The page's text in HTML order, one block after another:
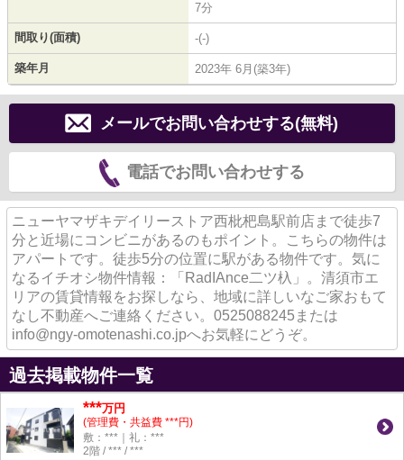
7分
間取り(面積) -(-)
築年月 2023年 6月(築3年)
メールでお問い合わせする(無料)
電話でお問い合わせする
ニューヤマザキデイリーストア西枇杷島駅前店まで徒歩7
分と近場にコンビニがあるのもポイント。こちらの物件は
アパートです。徒歩5分の位置に駅がある物件です。気に
なるイチオシ物件情報：「RadIAnce二ツ杁」。清須市エ
リアの賃貸情報をお探しなら、地域に詳しいなご家おもて
なし不動産へご連絡ください。0525088245または
info@ngy-omotenashi.co.jpへお気軽にどうぞ。
過去掲載物件一覧
***万円
(管理費・共益費 ***円)
敷：***｜礼：***
2階 / *** / ***